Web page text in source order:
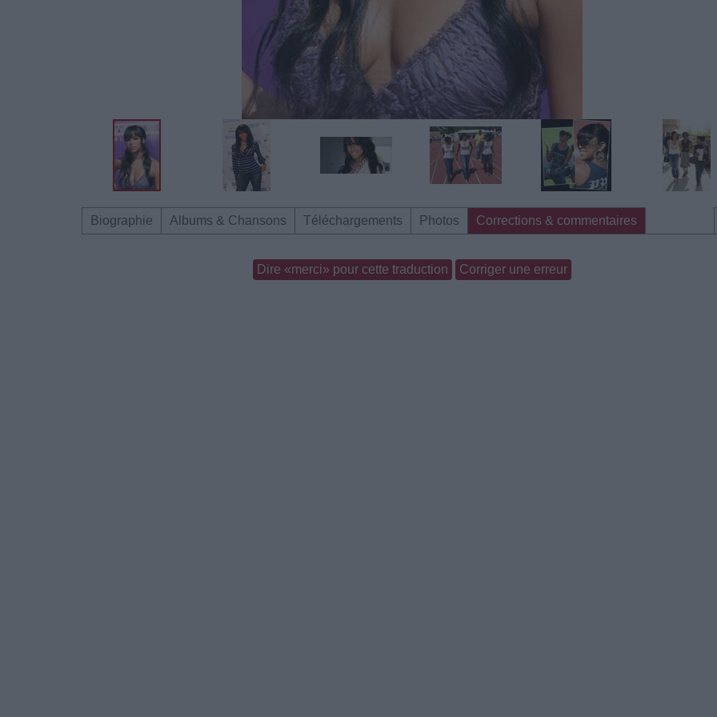
Biographie Albums & Chansons Téléchargements Photos Corrections & commentaires
Dire «merci» pour cette traduction Corriger une erreur